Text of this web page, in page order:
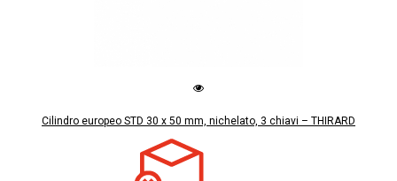
Cilindro europeo STD 30 x 50 mm, nichelato, 3 chiavi – THIRARD